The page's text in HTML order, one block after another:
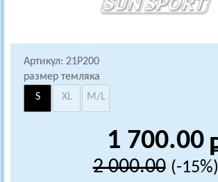
Артикул: 21P200
размер темляка
S
XL M/L
1 700.00
2 000.00 (-15%)